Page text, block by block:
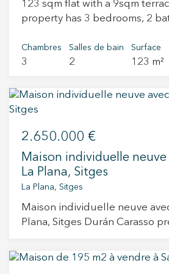
quelques minutes à pied du
N'hésitez pas à contacter
organiser une visite privée. Vivez là où vous
au quatrième étage, il offre
naturelle et vue dégagée
la plage et de toutes les
opportunité unique pour ceux
vue exceptionnelle et un fort
où vous méritez de vivre.
123 sqm flat with a 9sqm terrace
property has 3 bedrooms, 2
Chambres
3
Salles de bain
2
Surface
123 m²
2.650.000 €
Maison individuelle neuve
La Plana, Sitges
La Plana, Sitges
Maison individuelle neuve
Plana, Sitges Durán Carasso présente cette
construction, située dans la